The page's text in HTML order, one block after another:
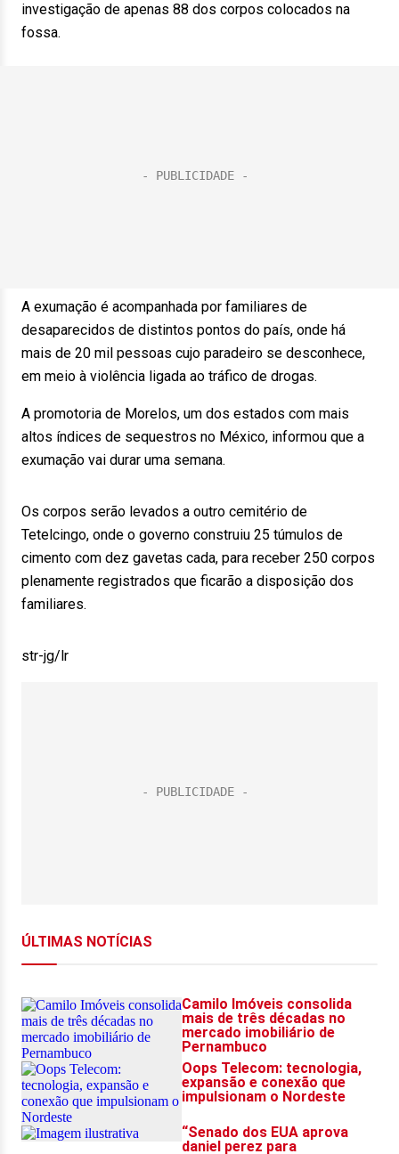
investigação de apenas 88 dos corpos colocados na
fossa.
A exumação é acompanhada por familiares de
desaparecidos de distintos pontos do país, onde há
mais de 20 mil pessoas cujo paradeiro se desconhece,
em meio à violência ligada ao tráfico de drogas.
A promotoria de Morelos, um dos estados com mais
altos índices de sequestros no México, informou que a
exumação vai durar uma semana.
Os corpos serão levados a outro cemitério de
Tetelcingo, onde o governo construiu 25 túmulos de
cimento com dez gavetas cada, para receber 250 corpos
plenamente registrados que ficarão a disposição dos
familiares.
str-jg/lr